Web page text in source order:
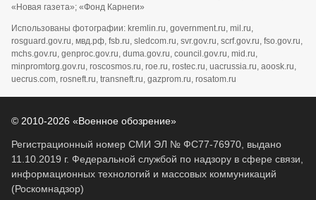
«Новая газета»; «Фонд Карнеги»
Использованы фотографии: kremlin.ru, government.ru, mil.ru,
rosguard.gov.ru, мвд.рф, fsb.ru, sledcom.ru, svr.gov.ru, scrf.gov.ru, fso.gov.ru,
mchs.gov.ru, genproc.gov.ru, duma.gov.ru, council.gov.ru, mid.ru,
minpromtorg.gov.ru, roscosmos.ru, roe.ru, rostec.ru, uacrussia.ru, aoosk.ru,
uecrus.com, rosneft.ru, transneft.ru, gazprom.ru, rosatom.ru
© 2010-2026 «Военное обозрение»
Регистрационный номер СМИ ЭЛ № ФС77-76970, выдано
11.10.2019 г. Федеральной службой по надзору в сфере связи,
информационных технологий и массовых коммуникаций
(Роскомнадзор)